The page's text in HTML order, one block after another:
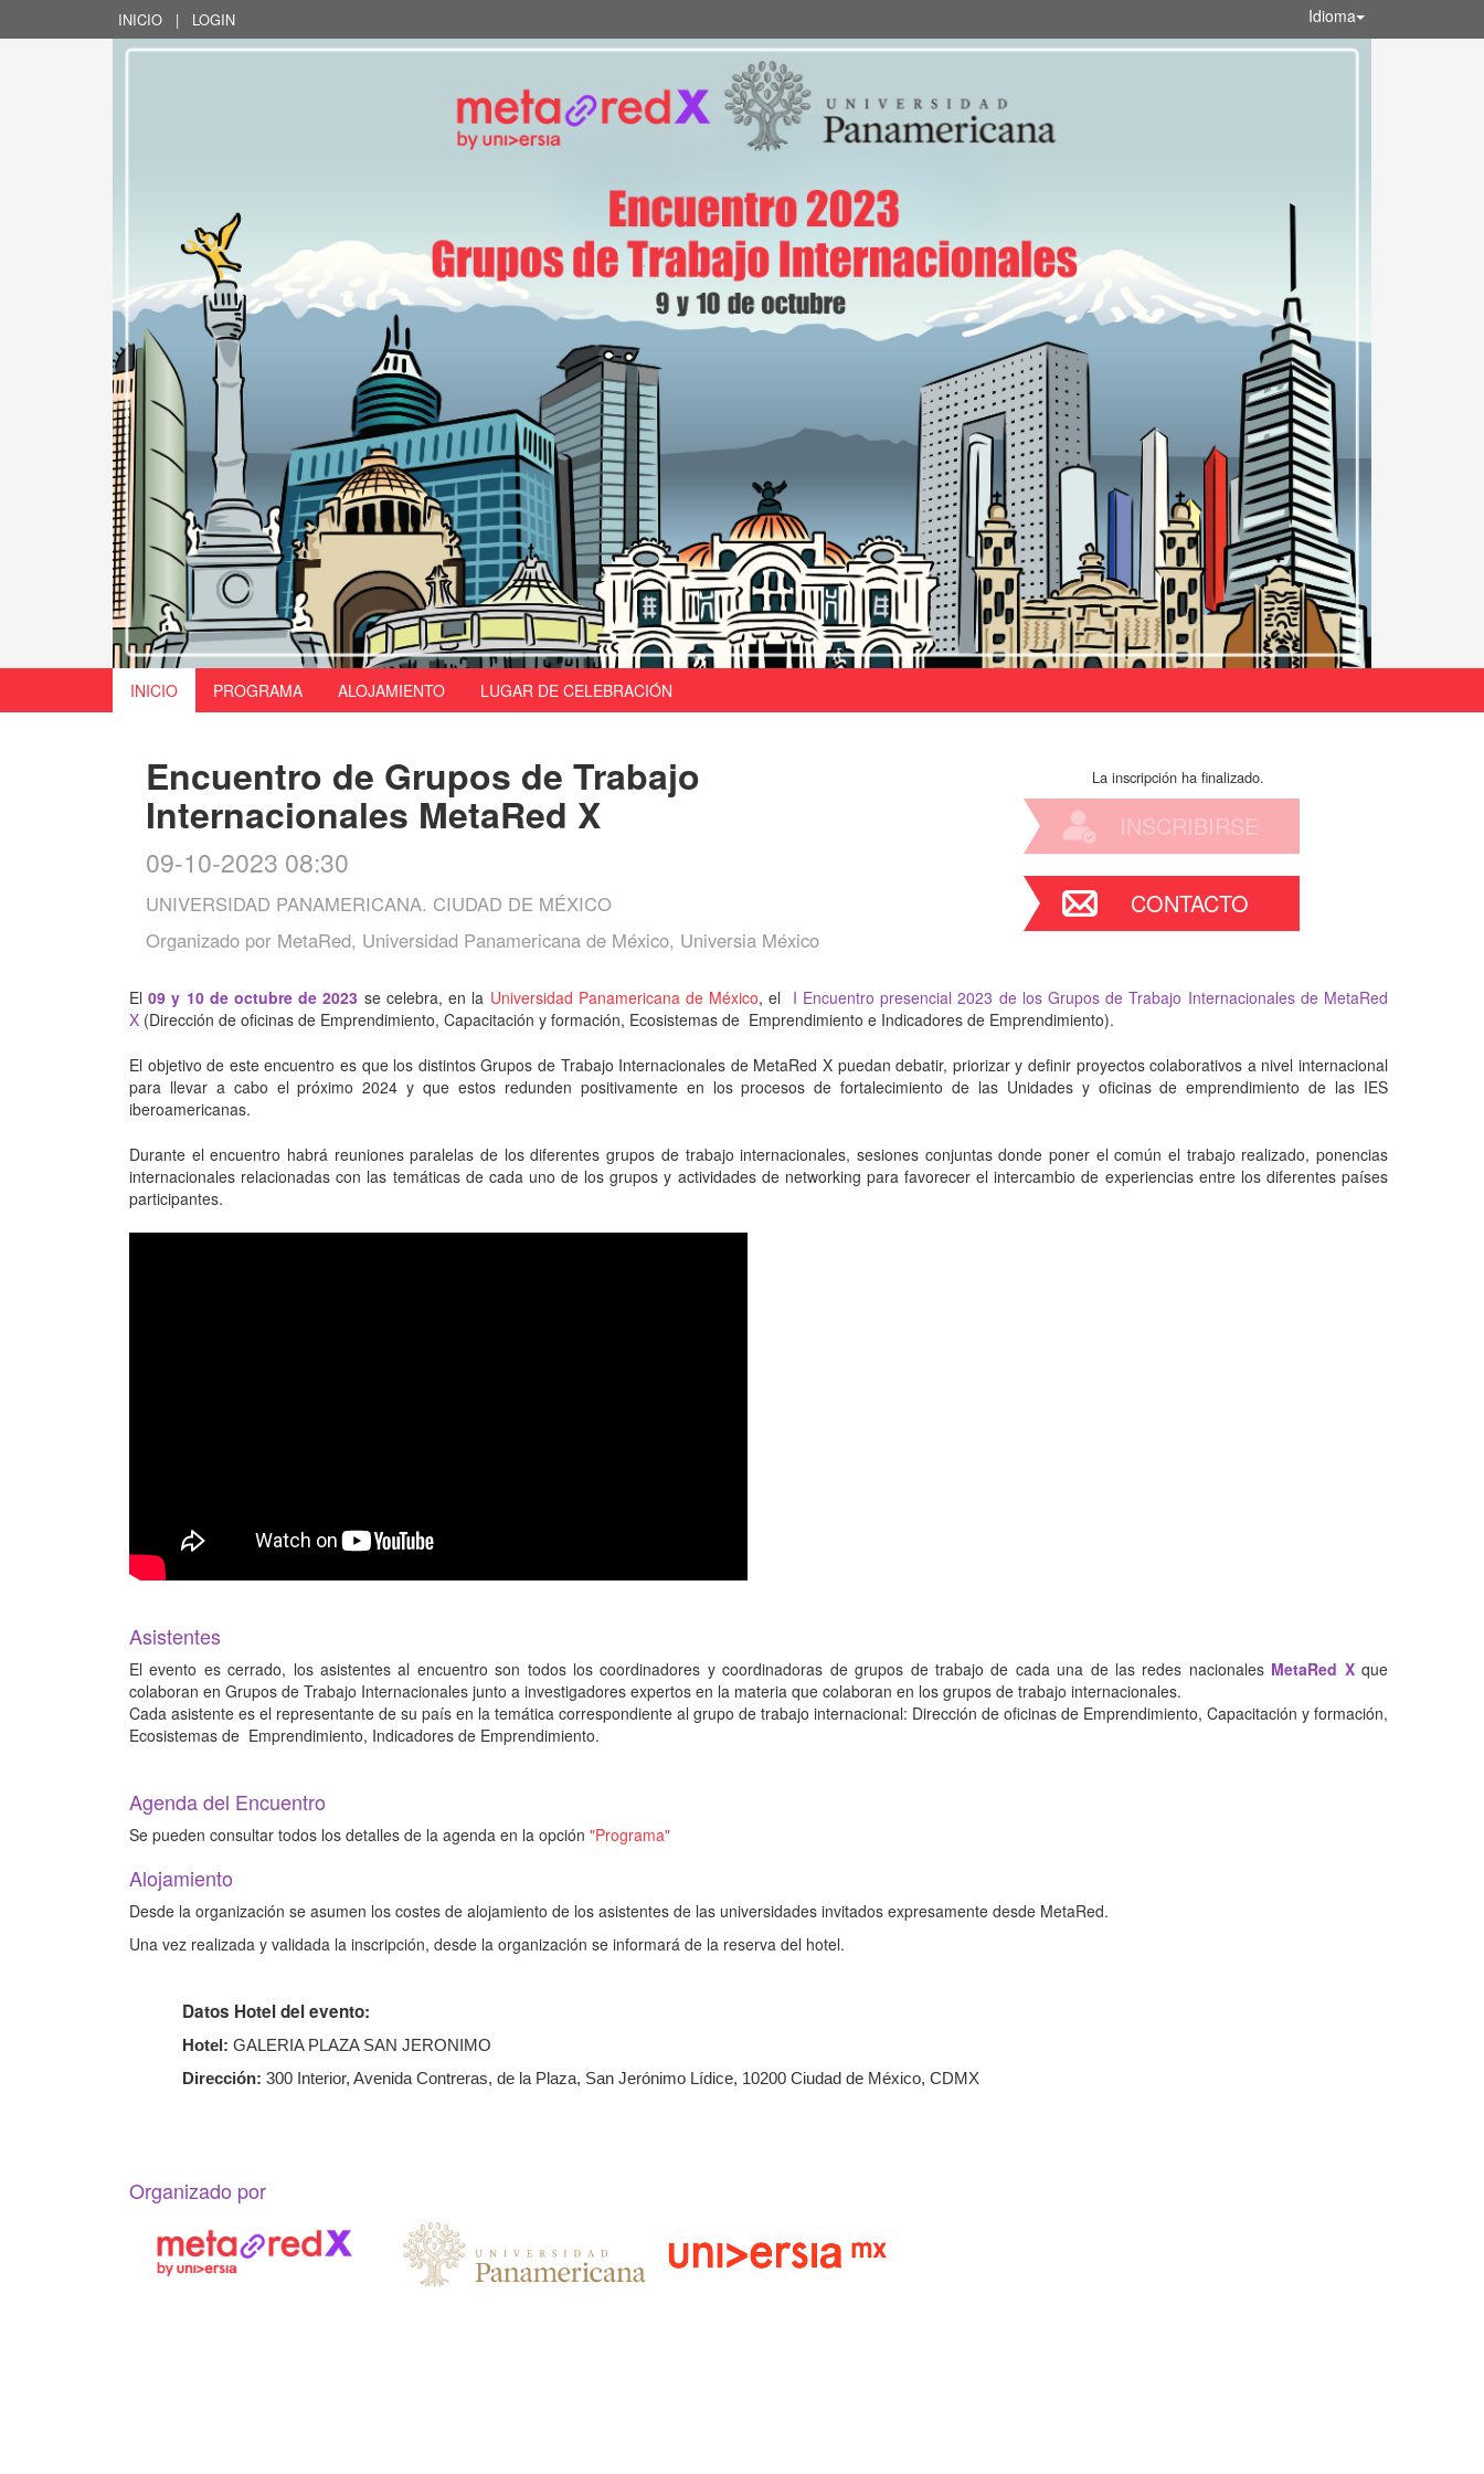
INICIO | LOGIN Idioma
INICIO PROGRAMA ALOJAMIENTO LUGAR DE CELEBRACIÓN
Encuentro de Grupos de Trabajo
Internacionales MetaRed X
09-10-2023 08:30
UNIVERSIDAD PANAMERICANA. CIUDAD DE MÉXICO
Organizado por MetaRed, Universidad Panamericana de México, Universia México
La inscripción ha finalizado.
INSCRIBIRSE
CONTACTO
El 09 y 10 de octubre de 2023 se celebra, en la Universidad Panamericana de México, el
I Encuentro presencial 2023 de los Grupos de Trabajo Internacionales de MetaRed
X (Dirección de oficinas de Emprendimiento, Capacitación y formación, Ecosistemas de Emprendimiento e Indicadores de Emprendimiento).
El objetivo de este encuentro es que los distintos Grupos de Trabajo Internacionales de MetaRed X puedan debatir, priorizar y definir proyectos colaborativos a nivel internacional
para llevar a cabo el próximo 2024 y que estos redunden positivamente en los procesos de fortalecimiento de las Unidades y oficinas de emprendimiento de las IES
iberoamericanas.
Durante el encuentro habrá reuniones paralelas de los diferentes grupos de trabajo internacionales, sesiones conjuntas donde poner el común el trabajo realizado, ponencias
internacionales relacionadas con las temáticas de cada uno de los grupos y actividades de networking para favorecer el intercambio de experiencias entre los diferentes países
participantes.
Asistentes
El evento es cerrado, los asistentes al encuentro son todos los coordinadores y coordinadoras de grupos de trabajo de cada una de las redes nacionales MetaRed Xque
colaboran en Grupos de Trabajo Internacionales junto a investigadores expertos en la materia que colaboran en los grupos de trabajo internacionales.
Cada asistente es el representante de su país en la temática correspondiente al grupo de trabajo internacional: Dirección de oficinas de Emprendimiento, Capacitación y formación,
Ecosistemas de Emprendimiento, Indicadores de Emprendimiento.
Agenda del Encuentro
Se pueden consultar todos los detalles de la agenda en la opción "Programa"
Alojamiento
Desde la organización se asumen los costes de alojamiento de los asistentes de las universidades invitados expresamente desde MetaRed.
Una vez realizada y validada la inscripción, desde la organización se informará de la reserva del hotel.
Datos Hotel del evento:
Hotel: GALERIA PLAZA SAN JERONIMO
Dirección: 300 Interior, Avenida Contreras, de la Plaza, San Jerónimo Lídice, 10200 Ciudad de México, CDMX
Organizado por